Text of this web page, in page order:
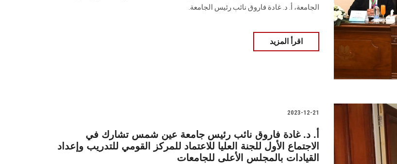
الجامعة، أ. د. غادة فاروق نائب رئيس الجامعة.
اقرأ المزيد
2023-12-21
أ. د. غادة فاروق نائب رئيس جامعة عين شمس تشارك في
الاجتماع الأول للجنة العليا للاعتماد للمركز القومي للتدريب وإعداد
القيادات بالمجلس الأعلى للجامعات